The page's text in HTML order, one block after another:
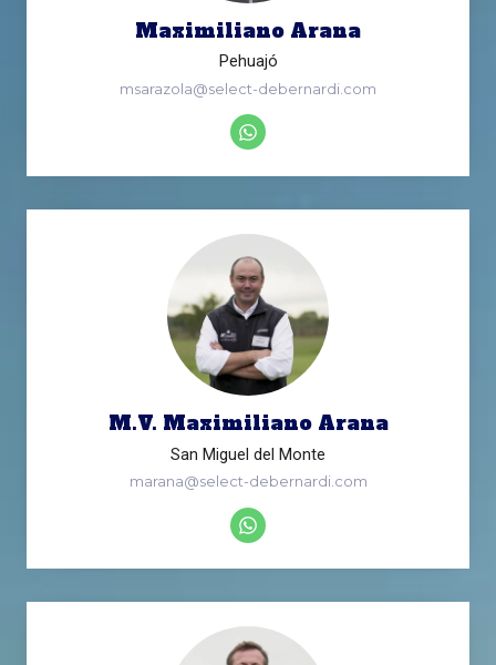
Maximiliano Arana
Pehuajó
msarazola@select-debernardi.com
M.V. Maximiliano Arana
San Miguel del Monte
marana@select-debernardi.com